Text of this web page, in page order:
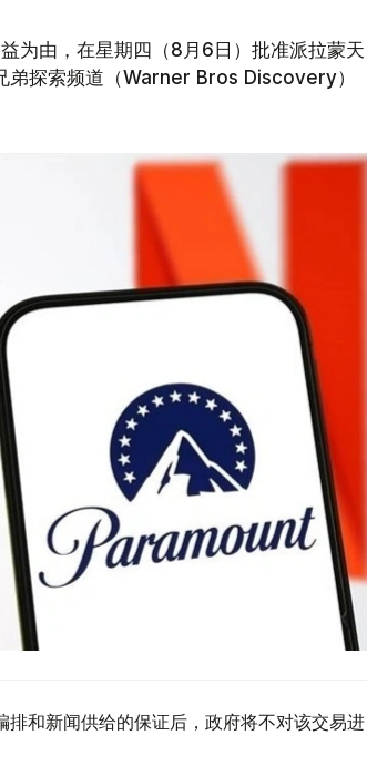
为由，在星期四（8月6日）批准派拉蒙天
探索频道（Warner Bros Discovery）
和新闻供给的保证后，政府将不对该交易进